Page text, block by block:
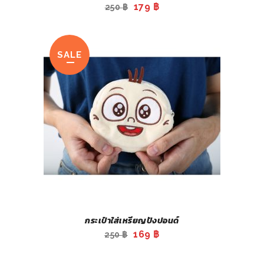
250฿
Original
179 ฿Current
SALE
กระเป๋าใส่เหรียญปังปอนด์
250฿ Original
169 ฿Current